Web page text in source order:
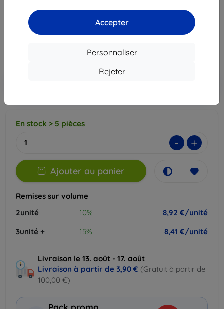
Accepter
Personnaliser
Rejeter
9,90 €
8,92 €
Réduction avec coupon
En stock > 5 pièces
- +
Ajouter au panier
Remises sur volume
2unité
10%
8,92 €/unité
3unité +
15% 8,41 €/unité
Livraison le 13. août - 17. août
Livraison à partir de 3,90 € (Gratuit à partir de
100,00 €)
Pack promo